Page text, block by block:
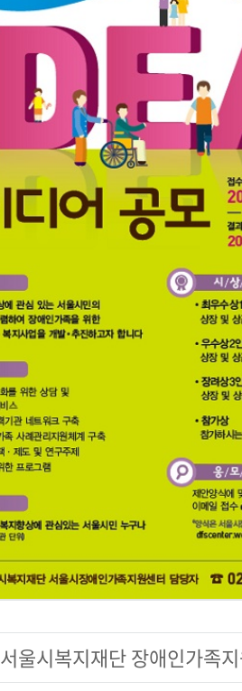
서울시복지재단 장애인가족